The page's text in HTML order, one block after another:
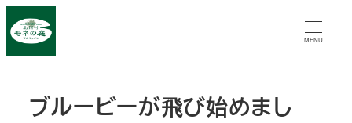
イ
ン
MENU
ブルービーが飛び始めまし